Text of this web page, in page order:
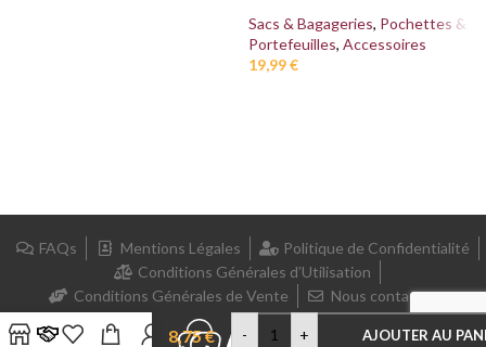
Sacs & Bagageries, Pochettes &
Portefeuilles, Accessoires
19,99€
FAQs Mentions Légales
Politique de Confidentialité
Conditions Générales d’Utilisation
Conditions Générales de Vente
Nous contacter
FARINE DE
PATATE
8,75€ - + AJOUTER AU